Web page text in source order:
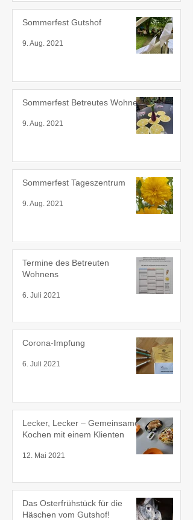
Sommerfest Gutshof
9. Aug. 2021
Sommerfest Betreutes Wohnen
9. Aug. 2021
Sommerfest Tageszentrum
9. Aug. 2021
Termine des Betreuten
Wohnens
6. Juli 2021
Corona-Impfung
6. Juli 2021
Lecker, Lecker – Gemeinsames
Kochen mit einem Klienten
12. Mai 2021
Das Osterfrühstück für die
Häschen vom Gutshof!